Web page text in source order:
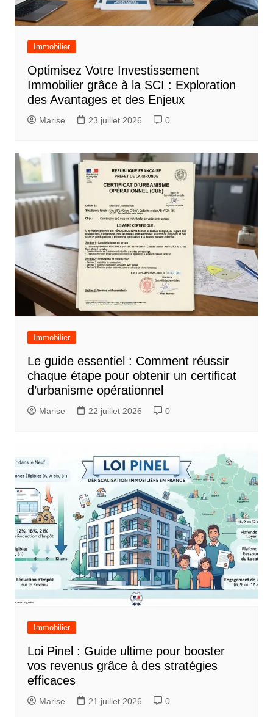
Immobilier
Optimisez Votre Investissement
Immobilier grâce à la SCI : Exploration
des Avantages et des Enjeux
Marise 23 juillet 2026 0
Immobilier
Le guide essentiel : Comment réussir
chaque étape pour obtenir un certificat
d’urbanisme opérationnel
Marise 22 juillet 2026 0
Immobilier
Loi Pinel : Guide ultime pour booster
vos revenus grâce à des stratégies
efficaces
Marise 21 juillet 2026 0